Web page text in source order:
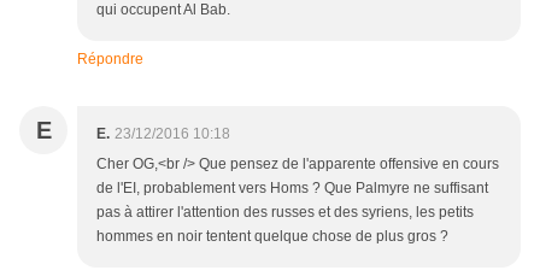
qui occupent Al Bab.
Répondre
E E. 23/12/2016 10:18
Cher OG,<br /> Que pensez de l'apparente offensive en cours
de l'EI, probablement vers Homs ? Que Palmyre ne suffisant
pas à attirer l'attention des russes et des syriens, les petits
hommes en noir tentent quelque chose de plus gros ?